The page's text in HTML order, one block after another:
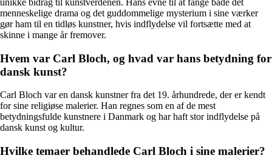
unikke bidrag til kunstverdenen. Hans evne til at fange både det
menneskelige drama og det guddommelige mysterium i sine værker
gør ham til en tidløs kunstner, hvis indflydelse vil fortsætte med at
skinne i mange år fremover.
Hvem var Carl Bloch, og hvad var hans betydning for
dansk kunst?
Carl Bloch var en dansk kunstner fra det 19. århundrede, der er kendt
for sine religiøse malerier. Han regnes som en af de mest
betydningsfulde kunstnere i Danmark og har haft stor indflydelse på
dansk kunst og kultur.
Hvilke temaer behandlede Carl Bloch i sine malerier?